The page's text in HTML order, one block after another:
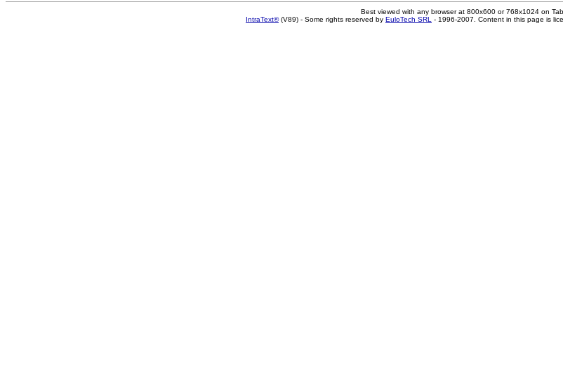
Best viewed with any browser at 800x600 or 768x1024 on
IntraText®(V89) - Some rights reserved by EuloTech SRL - 1996-2007. Content in this page is